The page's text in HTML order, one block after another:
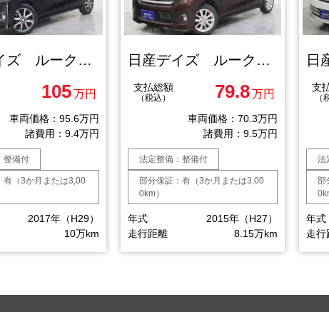
日産デイズ ルークスハイウェイスターＸ Ｖセレクション
105万円
車両価格：95.6万円
諸費用：9.4万円
整備付
有（3か月または3,00
2017年（H29）
10万km
日産デイズ ルークスハイウェイスターＸ
支払総額
（税込） 79.8万円
車両価格：70.3万円
諸費用：9.5万円
法定整備：整備付
部分保証：有（3か月または3,00
0km）
年式
2015年（H27）
走行距離
8.15万km
支
（
法
部
年式
走行